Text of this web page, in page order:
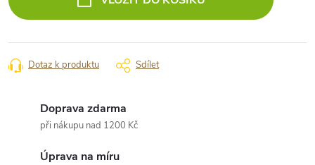
Dotaz k produktu Sdílet
Doprava zdarma
při nákupu nad 1200 Kč
Úprava na míru